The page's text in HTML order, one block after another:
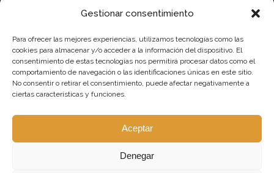
Gestionar consentimiento
Para ofrecer las mejores experiencias, utilizamos tecnologías como las
cookies para almacenar y/o acceder a la información del dispositivo. El
consentimiento de estas tecnologías nos permitirá procesar datos como el
comportamiento de navegación o las identificaciones únicas en este sitio.
No consentir o retirar el consentimiento, puede afectar negativamente a
ciertas características y funciones.
Aceptar
Denegar
Iluminación para franquicias
Shop Online
Lámparas a medida de gran tamaño
Otros servicios de iluminación
Sobre Dajor